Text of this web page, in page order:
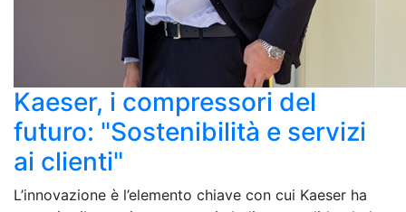
Kaeser, i compressori del
futuro: "Sostenibilità e servizi
ai clienti"
L’innovazione è l’elemento chiave con cui Kaeser ha